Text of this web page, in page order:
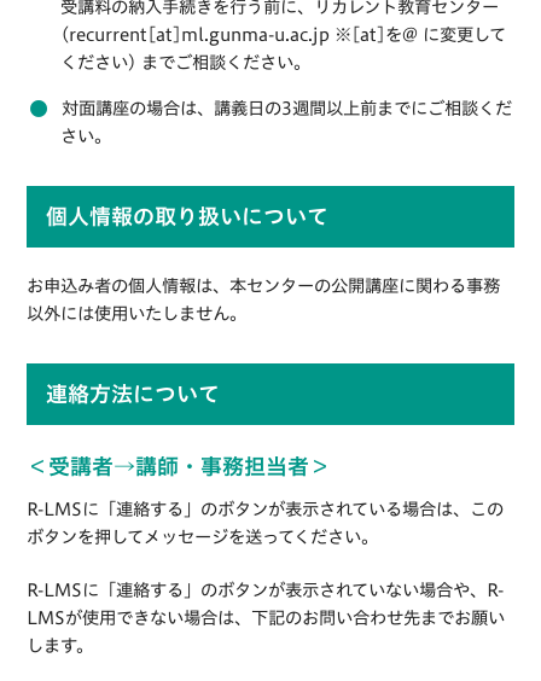
受講料の納入手続きを行う前に、リカレント教育センター
(recurrent[at]ml.gunma-u.ac.jp ※[at]を@ に変更して
ください) までご相談ください。
対面講座の場合は、講義日の3週間以上前までにご相談くだ
さい。
個人情報の取り扱いについて
お申込み者の個人情報は、本センターの公開講座に関わる事務
以外には使用いたしません。
連絡方法について
＜受講者→講師・事務担当者＞
R-LMSに「連絡する」のボタンが表示されている場合は、この
ボタンを押してメッセージを送ってください。
R-LMSに「連絡する」のボタンが表示されていない場合や、R-
LMSが使用できない場合は、下記のお問い合わせ先までお願い
します。